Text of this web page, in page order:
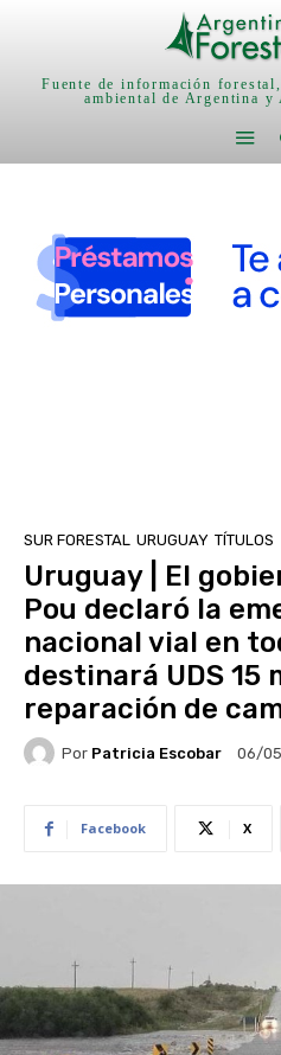
Fuente de información
ambiental de Argentina y
SUR FORESTAL URUGUAY TÍTULOS
Uruguay | El
Pou declaró la
nacional vial en
destinará UDS 15
reparación de
Por Patricia Escobar 06/
Facebook X